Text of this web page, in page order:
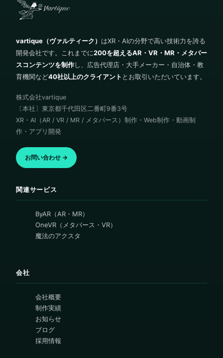
vartique（ヴァルティーク） はXR・AIの分野で高い技術力を誇る
開発会社です。これまでに200を超えるAR・VR・MR・メタバー
スコンテンツを制作し、広告代理店・大手メーカー・自治体・教
育機関など40社以上のクライアント とお取引いただいています。
株式会社vartique
〔本社〕東京都千代田区二番町9番3号
XR・AI（AR / VR / MR / メタバース）制作・Web制作・動画制
作・アプリ開発
お問い合わせ →
関連サービス
ByAR（AR・MR）
OneVR（メタバース・VR）
魔法のアクスタ
会社
会社概要
制作実績
お知らせ
ブログ
採用情報